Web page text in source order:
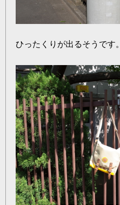
ひったくりが出るそうです。